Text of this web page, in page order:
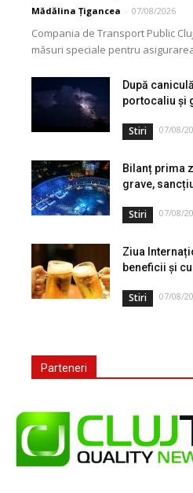
Mădălina Țigancea - 07/08/2026
Compania de Transport Public
măsuri speciale pentru
2026. În aceste...
După
portocaliu și
Stiri 07/08/
Bilanț prima
grave,
Stiri 07/08/
Ziua
beneficii și
Stiri 07/08/
Parteneri